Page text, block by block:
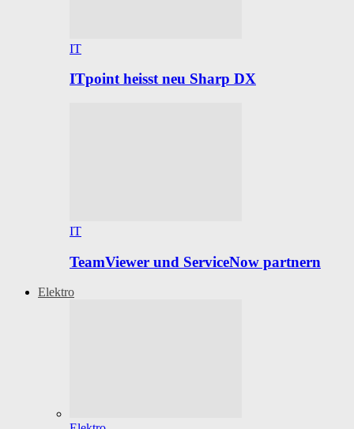
IT
ITpoint heisst neu Sharp DX
IT
TeamViewer und ServiceNow partnern
Elektro